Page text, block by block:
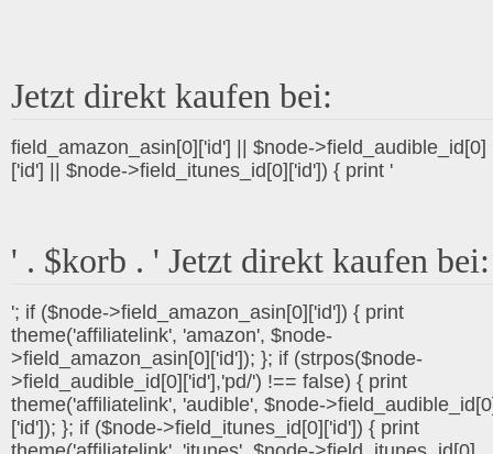
Jetzt direkt kaufen bei:
field_amazon_asin[0]['id'] || $node->field_audible_id[0]
['id'] || $node->field_itunes_id[0]['id']) { print '
' . $korb . ' Jetzt direkt kaufen bei:
'; if ($node->field_amazon_asin[0]['id']) { print
theme('affiliatelink', 'amazon', $node-
>field_amazon_asin[0]['id']); }; if (strpos($node-
>field_audible_id[0]['id'],'pd/') !== false) { print
theme('affiliatelink', 'audible', $node-
['id']); }; if ($node->field_itunes_id[0]['id']) { print